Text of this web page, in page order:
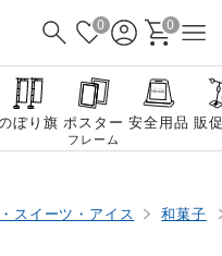
0 0
ぼり旗 ポスター
フレーム
安全用品 販
スイーツ・アイス 和菓子